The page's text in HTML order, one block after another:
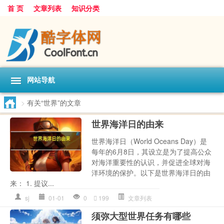
首 页 文章列表 知识分类
网站导航
> 有关“世界”的文章
世界海洋日的由来
世界海洋日（World Oceans Day）是
每年的6月8日，其设立是为了提高公众
对海洋重要性的认识，并促进全球对海
洋环境的保护。以下是世界海洋日的由
来： 1. 提议...
sj 01-01 0 199 文章列表
须弥大型世界任务有哪些